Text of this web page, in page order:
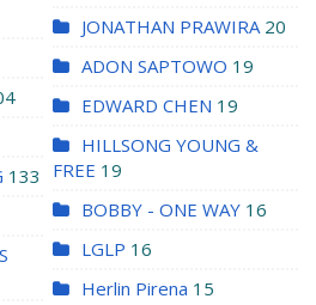
133
JONATHAN PRAWIRA 20
ADON SAPTOWO 19
EDWARD CHEN 19
HILLSONG YOUNG &
FREE 19
BOBBY - ONE WAY 16
LGLP 16
Herlin Pirena 15